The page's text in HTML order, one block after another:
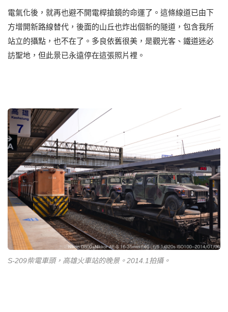
電氣化後，就再也避不開電桿搶鏡的命運了。這條線道已由下
方增開新路線替代，後面的山丘也炸出個新的隧道，包含我所
站立的攝點，也不在了。多良依舊很美，是觀光客、鐵道迷必
訪聖地，但此景已永遠停在這張照片裡。
S-209柴電車頭，高雄火車站的晚景。2014.1拍攝。